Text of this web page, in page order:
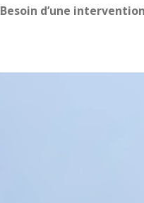
Besoin d’une